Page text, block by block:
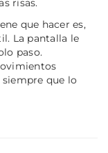
risas.
que hacer es,
La pantalla le
paso.
que lo